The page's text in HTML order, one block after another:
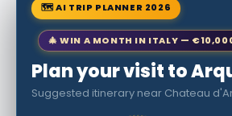
🗺 AI TRIP PLANNER 2026
🎄 WIN A MONTH IN ITALY —
Plan your visit to
Suggested itinerary near Chateau